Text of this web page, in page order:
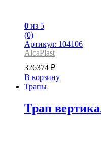
0 из 5
(0)
Артикул: 104106
AlcaPlast
326374 ₽
В корзину
Трапы
Трап